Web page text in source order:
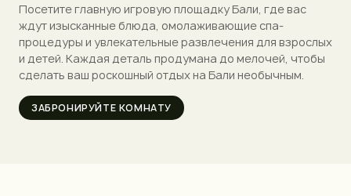
Посетите главную игровую площадку Бали, где вас
ждут изысканные блюда, омолаживающие спа-
процедуры и увлекательные развлечения для взрослых
и детей. Каждая деталь продумана до мелочей, чтобы
сделать ваш роскошный отдых на Бали необычным.
ЗАБРОНИРУЙТЕ КОМНАТУ